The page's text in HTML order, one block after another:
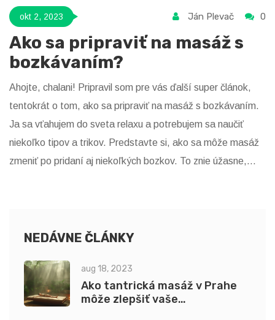
okt 2, 2023 Ján Plevač 0
Ako sa pripraviť na masáž s
bozkávaním?
Ahojte, chalani! Pripravil som pre vás ďalší super článok,
tentokrát o tom, ako sa pripraviť na masáž s bozkávaním.
Ja sa vťahujem do sveta relaxu a potrebujem sa naučiť
niekoľko tipov a trikov. Predstavte si, ako sa môže masáž
zmeniť po pridaní aj niekoľkých bozkov. To znie úžasne,
NEDÁVNE ČLÁNKY
aug 18, 2023
Ako tantrická masáž v Prahe
môže zlepšiť vaše